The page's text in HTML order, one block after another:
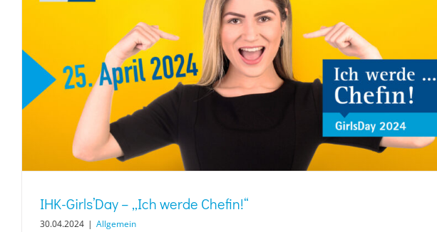
IHK-Girls’Day – „Ich werde Chefin!“
30.04.2024 | Allgemein